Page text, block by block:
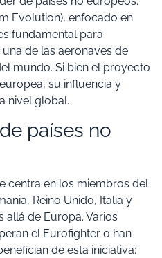
Evolution), enfocado en
fundamental para
de las aeronaves de
mundo. Si bien el proyecto
su influencia y
nivel global.
países no
centra en los miembros del
Reino Unido, Italia y
allá de Europa. Varios
el Eurofighter o han
de esta iniciativa: